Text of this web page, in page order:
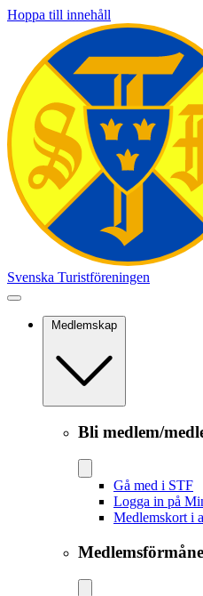
Hoppa till innehåll
Svenska Turistföreningen
Medlemskap
Bli medlem/
Gå med i STF
Logga in på
Medlemskort i